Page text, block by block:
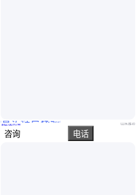
沼泽地割草船 河滩割草船定做出售
真实性已核验
￥62.00万/台 山东潍坊
咨询 电话